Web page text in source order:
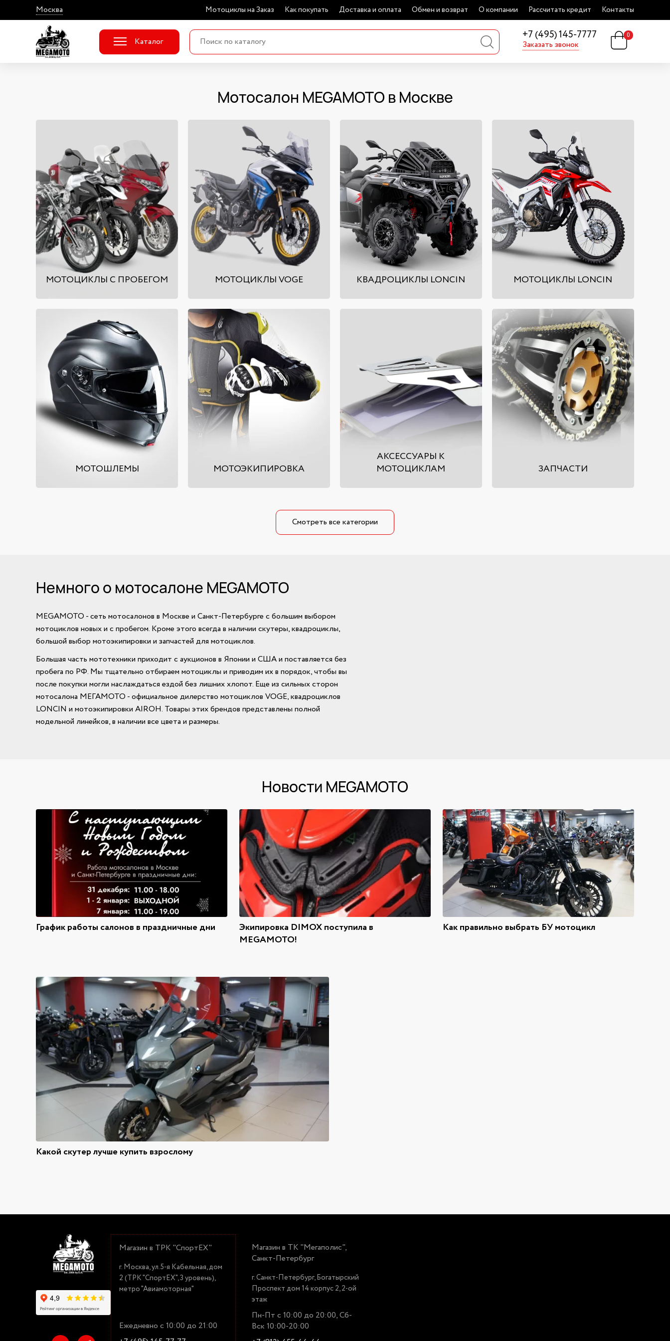
Москва Мотоциклы на Заказ Как покупать Доставка и оплата Обмен и возврат О компании Рассчитать кредит Контакты
+7 (495) 145-7777
Заказать звонок
Каталог
0
Мотосалон MEGAMOTO в Москве
МОТОЦИКЛЫ С ПРОБЕГОМ МОТОЦИКЛЫ VOGE КВАДРОЦИКЛЫ LONCIN МОТОЦИКЛЫ LONCIN
МОТОШЛЕМЫ МОТОЭКИПИРОВКА
АКСЕССУАРЫ К
МОТОЦИКЛАМ
ЗАПЧАСТИ
Смотреть все категории
Немного о мотосалоне MEGAMOTO
MEGAMOTO - сеть мотосалонов в Москве и Санкт-Петербурге с большим выбором
мотоциклов новых и с пробегом. Кроме этого всегда в наличии скутеры, квадроциклы,
большой выбор мотоэкипировки и запчастей для мотоциклов.
Большая часть мототехники приходит с аукционов в Японии и США и поставляется без
пробега по РФ. Мы тщательно отбираем мотоциклы и приводим их в порядок, чтобы вы
после покупки могли наслаждаться ездой без лишних хлопот. Еще из сильных сторон
мотосалона МЕГАМОТО - официальное дилерство мотоциклов VOGE, квадроциклов
LONCIN и мотоэкипировки AIROH. Товары этих брендов представлены полной
модельной линейков, в наличии все цвета и размеры.
Новости MEGAMOTO
График работы салонов в праздничные дни
Экипировка DIMOX поступила в
MEGAMOTO!
Как правильно выбрать БУ мотоцикл
Какой скутер лучше купить взрослому
Магазин в ТРК "СпортЕХ"
г. Москва, ул.5-я Кабельная, дом
2 (ТРК "СпортЕХ", 3 уровень),
метро "Авиамоторная"
Ежедневно с 10:00 до 21:00
Магазин в ТК "Мегаполис",
Санкт-Петербург
г. Санкт-Петербург, Богатырский
Проспект дом 14 корпус 2, 2-ой
этаж
Пн-Пт с 10:00 до 20:00, Сб-
Вск 10:00-20:00